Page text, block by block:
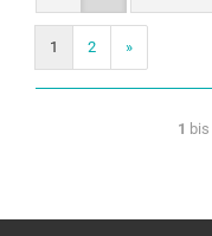
1 2 »
1 bis